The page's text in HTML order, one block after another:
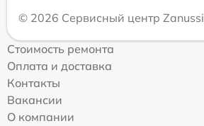
© 2026 Сервисный центр Zanussi
Стоимость ремонта
Оплата и доставка
Контакты
Вакансии
О компании